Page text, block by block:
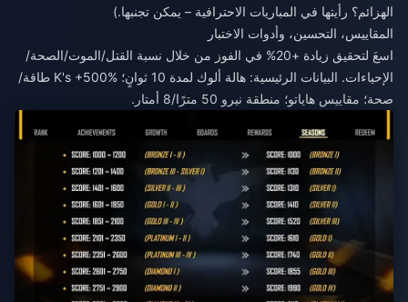
الهزائم؟ رأيتها في المباريات الاحترافية – يمكن تجنبها.)
المقاييس، التحسين، وأدوات الاختبار
اسعَ لتحقيق زيادة +20% في الفوز من خلال نسبة القتل/الموت/الصحة/
الإحياءات. البيانات الرئيسية: هالة ألوك لمدة 10 ثوانٍ؛ K's +500% طاقة/
صحة؛ مقاييس هاياتو؛ منطقة نيرو 50 مترًا/8 أمتار.